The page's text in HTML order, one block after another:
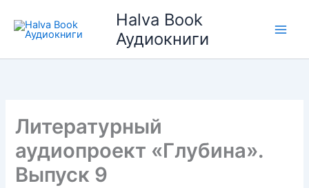
содержимому
Halva Book
Аудиокниги
Литературный
аудиопроект «Глубина».
Выпуск 9